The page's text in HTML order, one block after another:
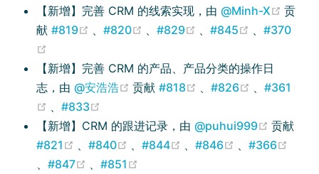
【新增】完善 CRM 的线索实现，由@Minh-X
贡
献#819 (opens new window)
、#820 (opens new window)
、#829 (opens new window)
、#845 (opens
、#370
【新增】完善 CRM 的产品、产品分类的操作日
志，由@安浩浩 (opens new window)
贡献#818 (opens new window)
、#826 (opens
、#361
(opens new window)
、#833
【新增】CRM 的跟进记录，由@puhui999 (opens
贡献
#821
(opens new window)
、#840 (opens new window)
、#844 (opens new window)
、#846 (opens new
、#366
(opens new window)
、#847 (opens new window)
、#851